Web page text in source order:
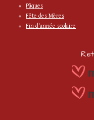
Pâques
Fête des Mères
Fin d'année scolaire